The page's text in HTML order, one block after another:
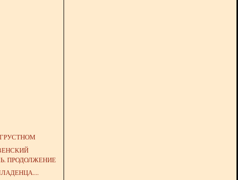
ПРОДОЛЖЕНИЕ